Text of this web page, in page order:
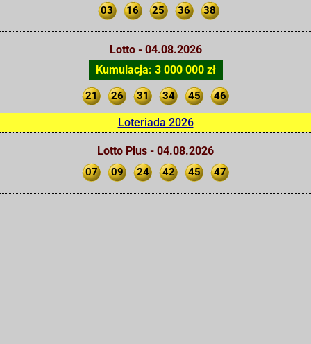
03 16 25 36 38
Lotto - 04.08.2026
Kumulacja: 3 000 000 zł
21 26 31 34 45 46
Loteriada 2026
Lotto Plus - 04.08.2026
07 09 24 42 45 47